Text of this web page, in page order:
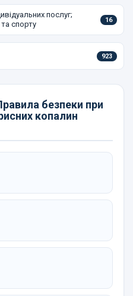
послуг;
та спорту
16
923
безпеки при
копалин